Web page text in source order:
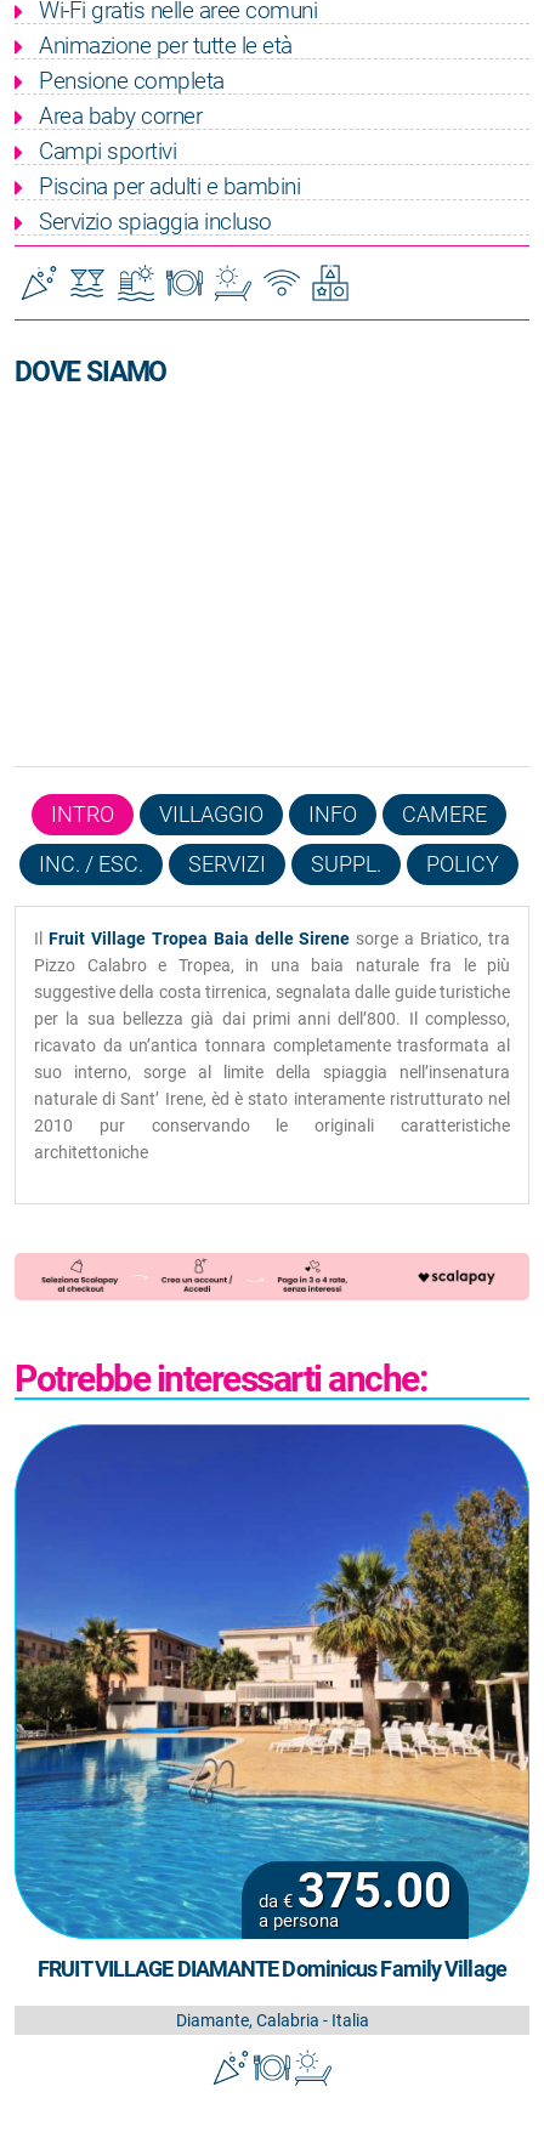
Wi-Fi gratis nelle aree comuni
Animazione per tutte le età
Pensione completa
Area baby corner
Campi sportivi
Piscina per adulti e bambini
Servizio spiaggia incluso
DOVE SIAMO
INTRO VILLAGGIO INFO
CAMERE
INC. / ESC.
SERVIZI SUPPL. POLICY
Il Fruit Village Tropea Baia delle Sirene sorge a Briatico, tra
Pizzo Calabro e Tropea, in una baia naturale fra le più
suggestive della costa tirrenica, segnalata dalle guide turistiche
per la sua bellezza già dai primi anni dell’800. Il complesso,
ricavato da un’antica tonnara completamente trasformata al
suo interno, sorge al limite della spiaggia nell’insenatura
naturale di Sant’ Irene, èd è stato interamente ristrutturato nel
2010 pur conservando le originali caratteristiche
architettoniche
Potrebbe interessarti anche:
da € 375.00
a persona
FRUIT VILLAGE DIAMANTE Dominicus Family Village
Diamante, Calabria - Italia